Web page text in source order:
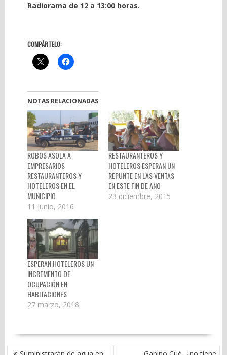
Radiorama de 12 a 13:00 horas.
COMPÁRTELO:
NOTAS RELACIONADAS
ROBOS ASOLA A
EMPRESARIOS
RESTAURANTEROS Y
HOTELEROS EN EL
MUNICIPIO
11 junio, 2016
RESTAURANTEROS Y
HOTELEROS ESPERAN UN
REPUNTE EN LAS VENTAS
EN ESTE FIN DE AÑO
23 diciembre, 2015
ESPERAN HOTELEROS UN
INCREMENTO DE
OCUPACIÓN EN
HABITACIONES
27 marzo, 2018
NAVEGACIÓN